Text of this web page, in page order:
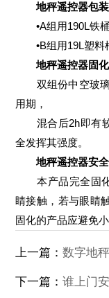
地秤遥控器包装
•A组用190L铁桶(
•B组用19L塑料
地秤遥控器固
双组份中空玻璃
用期，
混合后2h即有较
全发挥其强度。
地秤遥控器安
本产品完全固化
睛接触，若与眼睛
固化的产品应避免小
上一篇： 数字地
下一篇： 谁上门